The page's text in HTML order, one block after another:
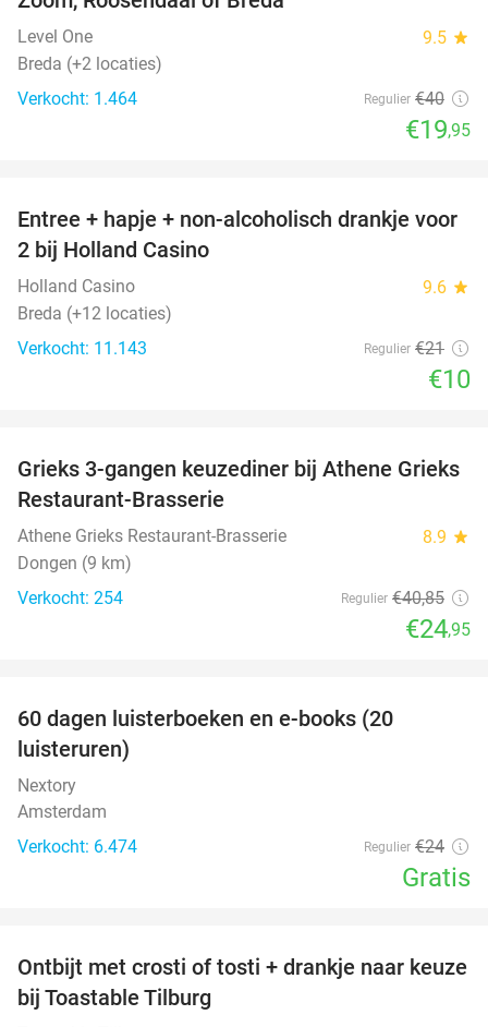
Level One 9.5 star
Breda (+2 locaties)
Verkocht: 1.464
Regulier €40
€19,95
52%
Entree + hapje + non-alcoholisch drankje voor
2 bij Holland Casino
Holland Casino 9.6 star
Breda (+12 locaties)
Verkocht: 11.143
Regulier €21
€10
39%
Grieks 3-gangen keuzediner bij Athene Grieks
Restaurant-Brasserie
Athene Grieks Restaurant-Brasserie 8.9 star
Dongen (9 km)
Verkocht: 254
Regulier €40,85
€24,95
60 dagen luisterboeken en e-books (20
luisteruren)
Nextory
Amsterdam
Verkocht: 6.474
Regulier €24
Gratis
38%
Ontbijt met crosti of tosti + drankje naar keuze
bij Toastable Tilburg